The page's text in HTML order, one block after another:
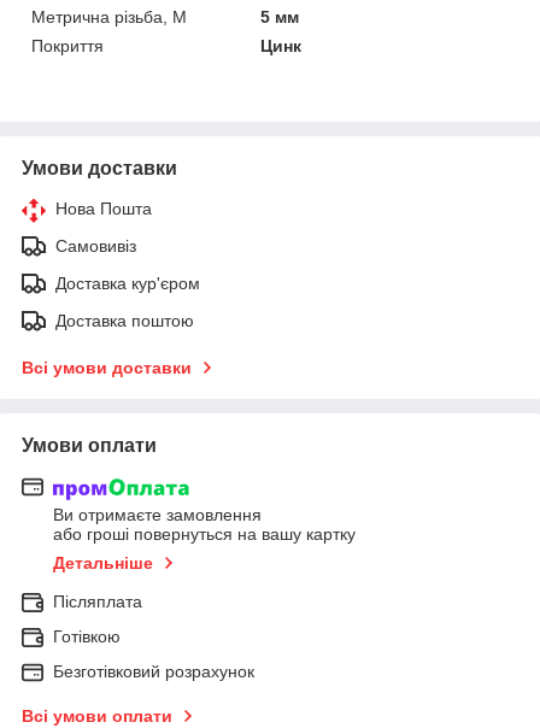
Метрична різьба, М
5 мм
Покриття
Цинк
Умови доставки
Нова Пошта
Самовивіз
Доставка кур'єром
Доставка поштою
Всі умови доставки
Умови оплати
Ви отримаєте замовлення
або гроші повернуться на вашу картку
Детальніше
Післяплата
Готівкою
Безготівковий розрахунок
Всі умови оплати